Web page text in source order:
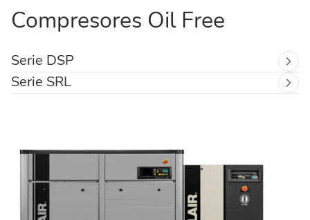
Compresores Oil Free
Serie DSP
Serie SRL